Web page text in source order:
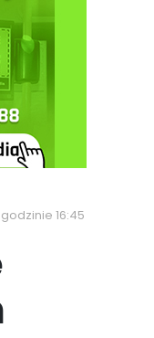
16:45